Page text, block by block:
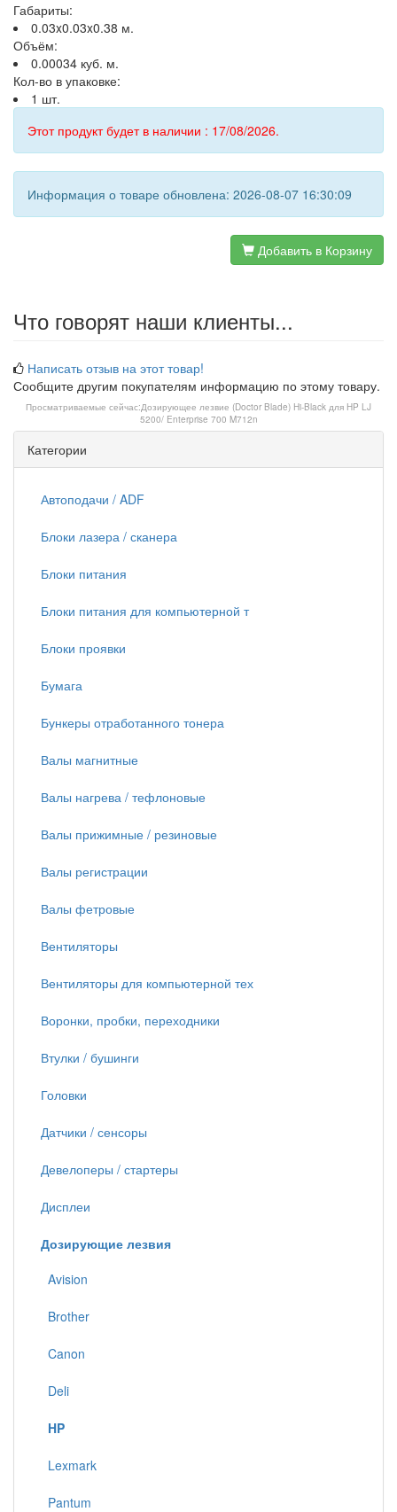
Габариты:
0.03x0.03x0.38 м.
Объём:
0.00034 куб. м.
Кол-во в упаковке:
1 шт.
Этот продукт будет в наличии : 17/08/2026.
Информация о товаре обновлена: 2026-08-07 16:30:09
Добавить в Корзину
Что говорят наши клиенты...
Написать отзыв на этот товар!
Сообщите другим покупателям информацию по этому товару.
Просматриваемые сейчас:Дозирующее лезвие (Doctor Blade) Hi-Black для HP LJ
5200/ Enterprise 700 M712n
Категории
Автоподачи / ADF
Блоки лазера / сканера
Блоки питания
Блоки питания для компьютерной т
Блоки проявки
Бумага
Бункеры отработанного тонера
Валы магнитные
Валы нагрева / тефлоновые
Валы прижимные / резиновые
Валы регистрации
Валы фетровые
Вентиляторы
Вентиляторы для компьютерной тех
Воронки, пробки, переходники
Втулки / бушинги
Головки
Датчики / сенсоры
Девелоперы / стартеры
Дисплеи
Дозирующие лезвия
Avision
Brother
Canon
Deli
HP
Lexmark
Pantum